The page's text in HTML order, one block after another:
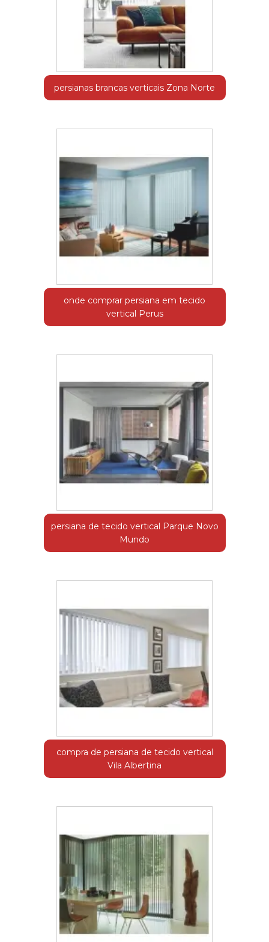
persianas brancas verticais Zona Norte
onde comprar persiana em tecido
vertical Perus
persiana de tecido vertical Parque Novo
Mundo
compra de persiana de tecido vertical
Vila Albertina